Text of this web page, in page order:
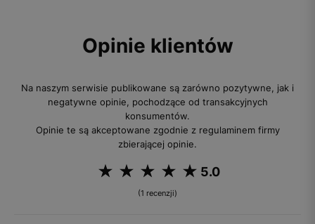
Opinie klientów
Na naszym serwisie publikowane są zarówno pozytywne, jak i
negatywne opinie, pochodzące od transakcyjnych
konsumentów.
Opinie te są akceptowane zgodnie z regulaminem firmy
zbierającej opinie.
5.0
(1 recenzji)